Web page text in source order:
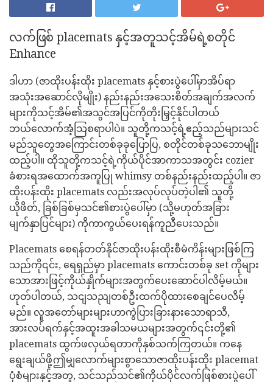
လက်ဖြစ် placemats နှင့်အတူသင့်အိမ်ရဲ့စတိုင်
Enhance
ဒါဟာ (ဇာထိုးပန်းထိုး placemats နှင့်စားပွဲပေါ်မှာအိပ်ရာ
အသုံးအဆောင်လိုမျိုး) နည်းနည်းအသေးစိတ်အချက်အလက်
များကိုသင့်အိမ်၏အသွင်အပြင်ကိုတိုးမြှင့်နိုင်ပါတယ်
ဘယ်လောက်အံ့သြစရာပါပဲ။ သူတို့ကသင့်ရဲ့ဧည့်သည်များသင်
မည်သူတွေအကြောင်းတစ်ခုခုပြောပြ, စတိုင်တစ်ခုသဘောမျိုး
ထည့်ပါ။ ထိုသူတို့ကသင့်ရဲ့ကိုယ်ပိုင်အာကာသအတွင်း cozier
ခံစားရအထောက်အကူပြု whimsy တစ်နည်းနည်းထည့်ပါ။ ဇာ
ထိုးပန်းထိုး placemats လည်းအလုပ်လုပ်တဲ့ပါ၏ သူတို့
ယိုဖိတ်, ခြစ်ခြစ်မှသင်၏စားပွဲပေါ်မှာ (သို့မဟုတ်အခြား
မျက်နှာပြင်များ) ကိုကာကွယ်ပေးရန်ကူညီပေးသည်။
Placemats စေရန်တတ်နိုင်ဇာထိုးပန်းထိုးစီမံကိန်းများဖြစ်ကြ
သည်ကို၎င်း, ရေရှည်မှာ placemats ကောင်းတစ်ခု set ကိုများ
သောအားဖြင့်ကိုယ်နှိုက်များအတွက်ပေးဆောင်ပါလိမ့်မယ်။
ဟုတ်ပါတယ်, သငျသညျတစ်ဦးထက်ပိုထားစေချင်ပေလိမ့်
မည်။ လူအတော်များများဟာကွဲပြားခြားနားသောရာသီ,
အားလပ်ရက်နှင့်အထူးအခါသမယများအတွက်၎င်းတို့၏
placemats ထွက်ဖလှယ်ရတာကိုနှစ်သက်ကြတယ်။ ကနေ
ရွေးချယ်ဖို့ဤမျှလောက်များစွာသောဇာထိုးပန်းထိုး placemat
ပုံစံများနှင့်အတူ, သင်သည်သင်၏ကိုယ်ပိုင်လက်ဖြစ်စားပွဲပေါ်